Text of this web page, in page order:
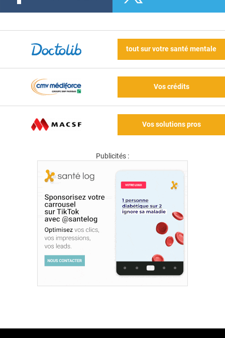
tout sur votre santé mentale
Vos crédits
Vos solutions pros
Publicités :